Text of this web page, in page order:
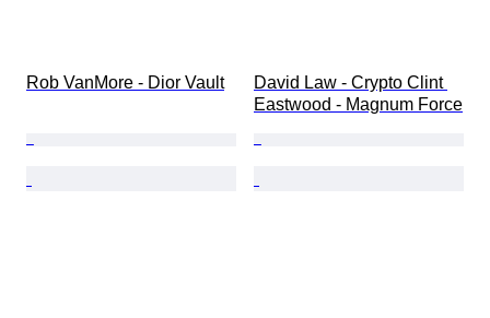
Rob VanMore - Dior Vault
David Law - Crypto Clint
Eastwood - Magnum Force